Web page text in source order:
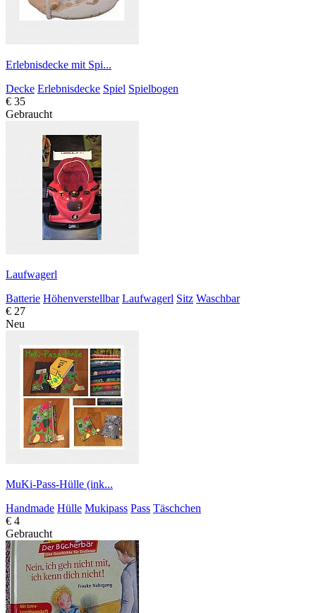
Erlebnisdecke mit Spi...
Decke Erlebnisdecke Spiel Spielbogen
€ 35
Gebraucht
Laufwagerl
Batterie Höhenverstellbar Laufwagerl Sitz Waschbar
€ 27
Neu
MuKi-Pass-Hülle (ink...
Handmade Hülle Mukipass Pass Täschchen
€ 4
Gebraucht